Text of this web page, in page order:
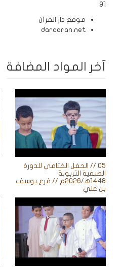
91
موقع دار القرآن
darcoran.net
آخر المواد المضافة
05 // الحفل الختامي للدورة
الصيفية التربوية
1448ه‍/2026م // فرع يوسف
بن علي